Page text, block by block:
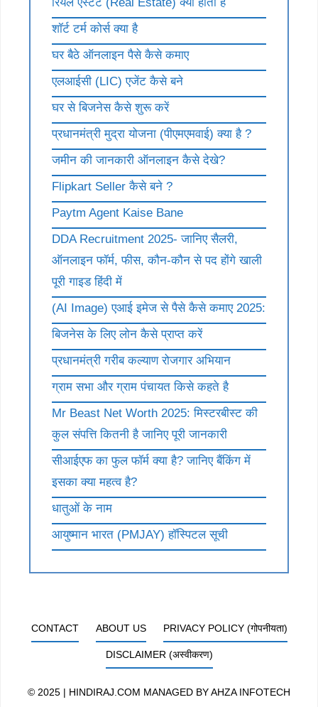
शॉर्ट टर्म कोर्स क्या है
घर बैठे ऑनलाइन पैसे कैसे कमाए
एलआईसी (LIC) एजेंट कैसे बने
घर से बिजनेस कैसे शुरू करें
प्रधानमंत्री मुद्रा योजना (पीएमएमवाई) क्या है ?
जमीन की जानकारी ऑनलाइन कैसे देखे?
Flipkart Seller कैसे बने ?
Paytm Agent Kaise Bane
DDA Recruitment 2025- जानिए सैलरी,
ऑनलाइन फॉर्म, फीस, कौन-कौन से पद होंगे खाली
पूरी गाइड हिंदी में
(AI Image) एआई इमेज से पैसे कैसे कमाए 2025:
बिजनेस के लिए लोन कैसे प्राप्त करें
प्रधानमंत्री गरीब कल्याण रोजगार अभियान
ग्राम सभा और ग्राम पंचायत किसे कहते है
Mr Beast Net Worth 2025: मिस्टरबीस्ट की
कुल संपत्ति कितनी है जानिए पूरी जानकारी
सीआईएफ का फुल फॉर्म क्या है? जानिए बैंकिंग में
इसका क्या महत्व है?
धातुओं के नाम
आयुष्मान भारत (PMJAY) हॉस्पिटल सूची
CONTACT ABOUT US PRIVACY POLICY (गोपनीयता)
DISCLAIMER (अस्वीकरण)
© 2025 | HINDIRAJ.COM MANAGED BYAHZA INFOTECH